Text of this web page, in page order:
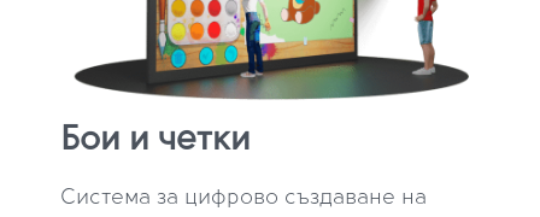
Бои и четки
Система за цифрово създаване на